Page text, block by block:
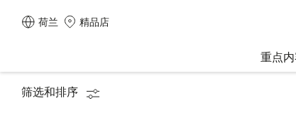
荷兰 精品店
重点
主页 香水
筛选和排序